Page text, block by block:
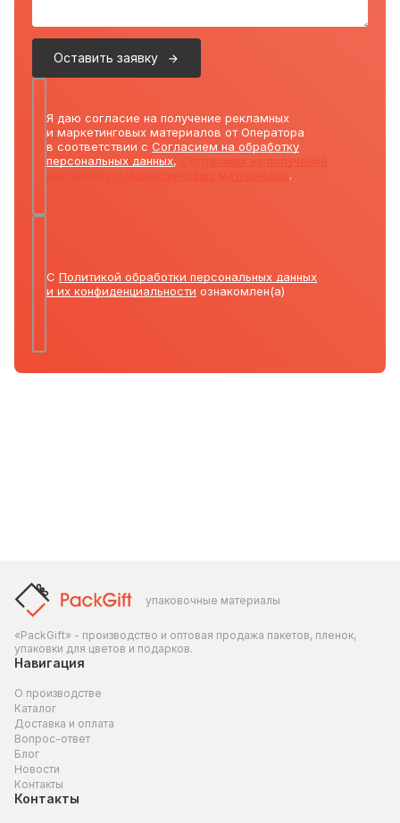
Оставить заявку
Я даю согласие на получение рекламных
и маркетинговых материалов от Оператора
в соответствии с Согласием на обработку
персональных данных,
.
С Политикой обработки персональных данных
и их конфиденциальности ознакомлен(а)
упаковочные материалы
«PackGift» - производство и оптовая продажа пакетов, пленок,
упаковки для цветов и подарков.
Навигация
О производстве
Каталог
Доставка и оплата
Вопрос-ответ
Блог
Новости
Контакты
Контакты